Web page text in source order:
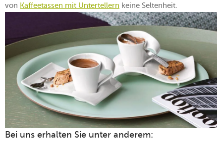
von Kaffeetassen mit Untertellern keine Seltenheit.
Bei uns erhalten Sie unter anderem: